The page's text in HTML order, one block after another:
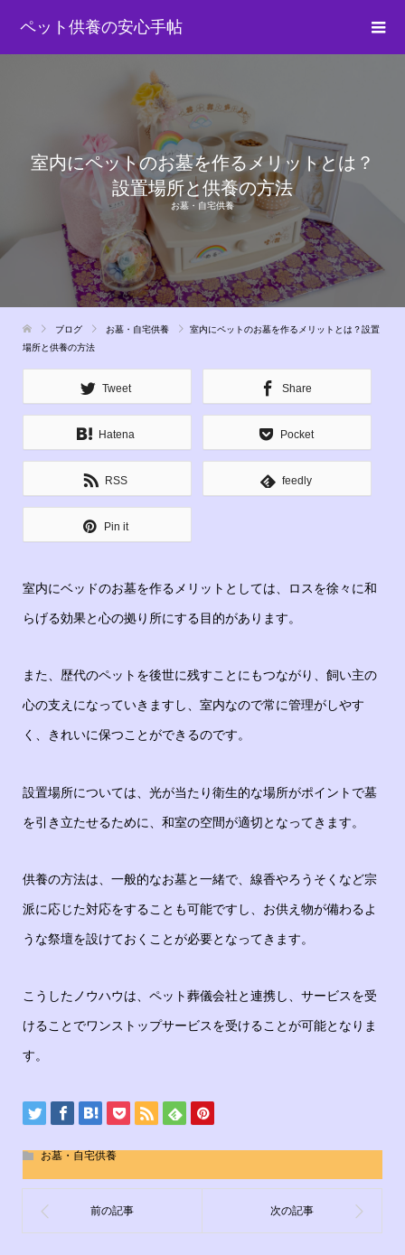
ペット供養の安心手帖
室内にペットのお墓を作るメリットとは？
設置場所と供養の方法
お墓・自宅供養
ブログ お墓・自宅供養
室内にペットのお墓を作るメリットとは？設置
場所と供養の方法
Tweet Share
Hatena Pocket
RSS feedly
Pin it
室内にベッドのお墓を作るメリットとしては、ロスを徐々に和
らげる効果と心の拠り所にする目的があります。
また、歴代のペットを後世に残すことにもつながり、飼い主の
心の支えになっていきますし、室内なので常に管理がしやす
く、きれいに保つことができるのです。
設置場所については、光が当たり衛生的な場所がポイントで墓
を引き立たせるために、和室の空間が適切となってきます。
供養の方法は、一般的なお墓と一緒で、線香やろうそくなど宗
派に応じた対応をすることも可能ですし、お供え物が備わるよ
うな祭壇を設けておくことが必要となってきます。
こうしたノウハウは、ペット葬儀会社と連携し、サービスを受
けることでワンストップサービスを受けることが可能となりま
す。
お墓・自宅供養